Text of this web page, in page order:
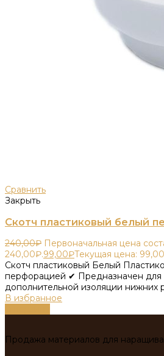
Сравнить
Закрыть
Скотч пластиковый белый
240,00₽ Первоначальная цена
240,00₽.99,00₽Текущая цена:
Скотч пластиковый Белый
перфорацией ✔ Предназначен для
дополнительной изоляции нижних
В избранное
Продажа материалов для